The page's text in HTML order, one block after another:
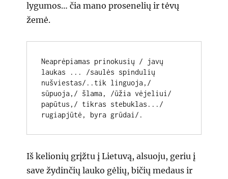
lygumos… čia mano prosenelių ir tėvų
žemė.
Neaprėpiamas prinokusių / javų
laukas ... /saulės spindulių
nušviestas/..tik linguoja,/
sūpuoja,/ šlama, /ūžia vėjeliui/
papūtus,/ tikras stebuklas.../
rugiapjūtė, byra grūdai/.
Iš kelionių grįžtu į Lietuvą, alsuoju, geriu į
save žydinčių lauko gėlių, bičių medaus ir